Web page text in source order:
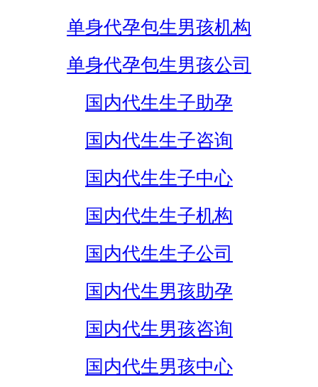
单身代孕包生男孩机构
单身代孕包生男孩公司
国内代生生子助孕
国内代生生子咨询
国内代生生子中心
国内代生生子机构
国内代生生子公司
国内代生男孩助孕
国内代生男孩咨询
国内代生男孩中心